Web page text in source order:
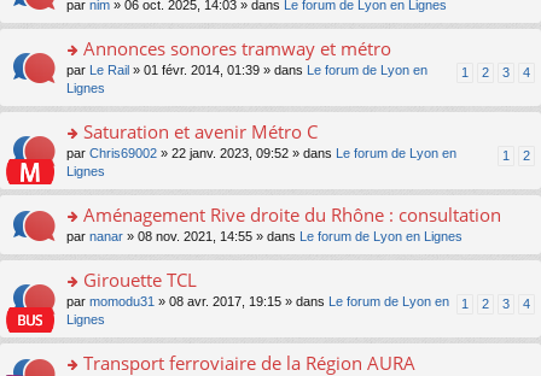
s
ré
e
nt
lu
pl
u
ré
e
nt
g
e
n
n
pl
u
ré
e
nt
a
g
e
n
o
lu
u
s
ré
e
nt
er
le
m
e
s
g
e
n
o
n
le
u
s
ré
c
o
n
ult
er
le
m
e
s
s
e
n
o
n
le
s
par nim » 06 oct. 2025, 14:03 » dans Le forum de Lyon en Lignes
o
s
er
le
m
e
s
s
e
n
o
n
lu
Annonces sonores tramway et métro
1 2 3 4
par Le Rail » 01 févr. 2014, 01:39 » dans
Le forum de Lyon en
Lignes
o
s
er
le
m
e
s
s
e
Saturation et avenir Métro C
1 2
par Chris69002 » 22 janv. 2023, 09:52 » dans
Le forum de Lyon en
Lignes
o
n
ult
er
le
m
e
Aménagement Rive droite du Rhône : consultation
par nanar » 08 nov. 2021, 14:55 » dans Le forum de Lyon en Lignes
o
s
Girouette TCL
1 2 3 4
par momodu31 » 08 avr. 2017, 19:15 » dans
Le forum de Lyon en
Lignes
Transport ferroviaire de la Région AURA